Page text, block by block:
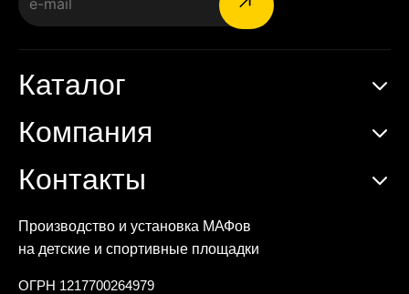
Производство и установка МАФов
на детские и спортивные площадки
ОГРН 1217700264979
Каталог
Компания
Контакты